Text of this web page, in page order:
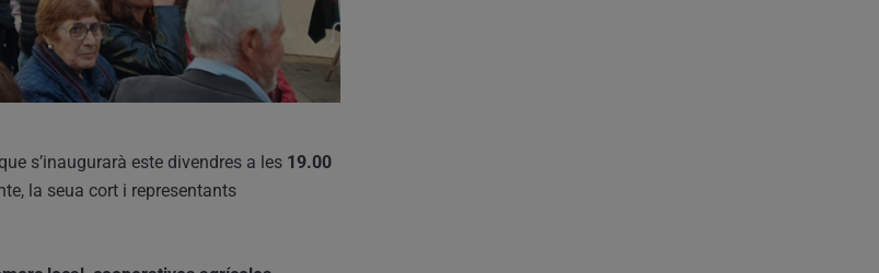
s’inaugurarà este divendres a les 19.00
la seua cort i representants